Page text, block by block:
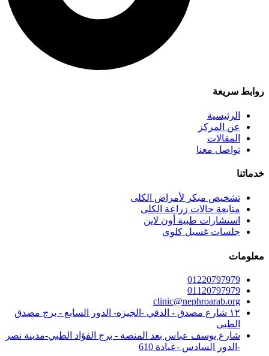
روابط سريعة
الرئيسية
عن المركز
المقالات
تواصل معنا
خدماتنا
تشخيص مبكر لأمراض الكلى
متابعة حالات زراعة الكلى
استشارات طبية أون لاين
جلسات غسيل كلوي
معلومات
01220797979
01120797979
clinic@nephroarab.org
١٢ شارع مصدق - الدقي -الجيزه- الدور السابع - برج مصدق
الطبى
شارع يوسف عباس بعد المنصة - برج الفؤاد الطبي-مدينة نصر
-الدور السادس -عيادة 610